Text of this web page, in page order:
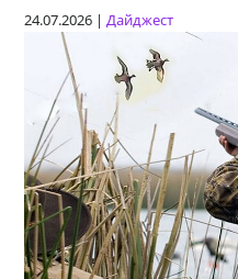
24.07.2026 |Дайджест